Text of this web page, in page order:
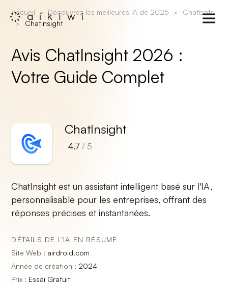
Accueil Découvrez les meilleures IA de 2025
Chatbots
ChatInsight
Avis ChatInsight 2026 :
Votre Guide Complet
ChatInsight
4.7 / 5
ChatInsight est un assistant intelligent basé sur l'IA,
personnalisable pour les entreprises, offrant des
réponses précises et instantanées.
DÉTAILS DE L'IA EN RÉSUMÉ
Site Web : airdroid.com
Année de création : 2024
Prix : Essai Gratuit